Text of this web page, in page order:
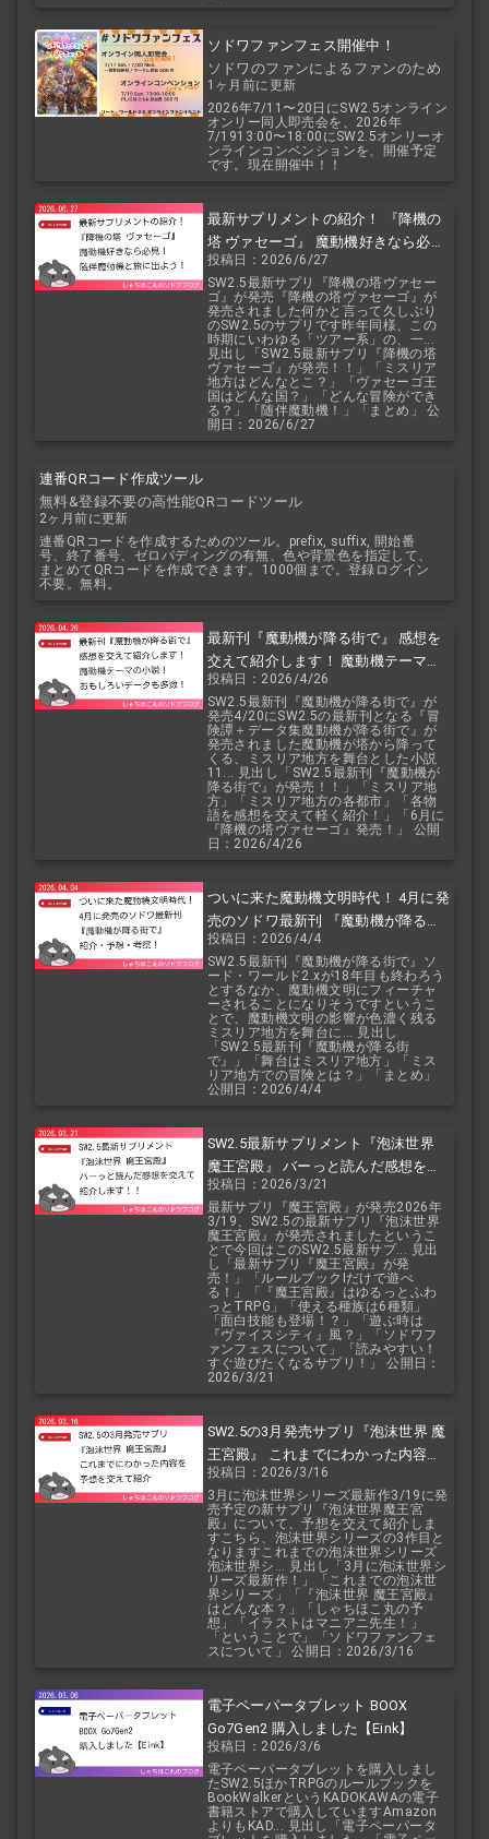
ソドワファンフェス開催中！
ソドワのファンによるファンのため
のお祭り！
1ヶ月前に更新
2026年7/11〜20日にSW2.5オンライン
オンリー同人即売会を、2026年
7/1913:00〜18:00にSW2.5オンリーオ
ンラインコンベンションを、開催予定
です。現在開催中！！
最新サプリメントの紹介！ 『降機の
塔 ヴァセーゴ』 魔動機好きなら必
見！ 随伴魔動機と旅に出よう！
投稿日：2026/6/27
SW2.5最新サプリ『降機の塔ヴァセー
ゴ』が発売『降機の塔ヴァセーゴ』が
発売されました何かと言って久しぶり
のSW2.5のサプリです昨年同様、この
時期にいわゆる「ツアー系」の、一...
見出し「SW2.5最新サプリ『降機の塔
ヴァセーゴ』が発売！！」「ミスリア
地方はどんなとこ？」「ヴァセーゴ王
国はどんな国？」「どんな冒険ができ
る？」「随伴魔動機！」「まとめ」 公
開日：2026/6/27
連番QRコード作成ツール
無料&登録不要の高性能QRコードツール
2ヶ月前に更新
連番QRコードを作成するためのツール。prefix, suffix, 開始番
号、終了番号、ゼロパディングの有無、色や背景色を指定して、
まとめてQRコードを作成できます。1000個まで。登録ログイン
不要。無料。
最新刊『魔動機が降る街で』 感想を
交えて紹介します！ 魔動機テーマの
小説！ おもしろいデータも多数！
投稿日：2026/4/26
SW2.5最新刊『魔動機が降る街で』が
発売4/20にSW2.5の最新刊となる『冒
険譚＋データ集魔動機が降る街で』が
発売されました魔動機が塔から降って
くる、ミスリア地方を舞台とした小説
11... 見出し「SW2.5最新刊『魔動機が
降る街で』が発売！！」「ミスリア地
方」「ミスリア地方の各都市」「各物
語を感想を交えて軽く紹介！」「6月に
『降機の塔ヴァセーゴ』発売！」 公開
日：2026/4/26
ついに来た魔動機文明時代！ 4月に発
売のソドワ最新刊 『魔動機が降る街
で』 紹介・予想・考察！
投稿日：2026/4/4
SW2.5最新刊『魔動機が降る街で』ソ
ード・ワールド2.xが18年目も終わろう
とするなか、魔動機文明にフィーチャ
ーされることになりそうですというこ
とで、魔動機文明の影響が色濃く残る
ミスリア地方を舞台に... 見出し
「SW2.5最新刊『魔動機が降る街
で』」「舞台はミスリア地方」「ミス
リア地方での冒険とは？」「まとめ」
公開日：2026/4/4
SW2.5最新サプリメント『泡沫世界
魔王宮殿』 バーっと読んだ感想を交
えて紹介します！！
投稿日：2026/3/21
最新サプリ『魔王宮殿』が発売2026年
3/19、SW2.5の最新サプリ『泡沫世界
魔王宮殿』が発売されましたというこ
とで今回はこのSW2.5最新サプ... 見出
し「最新サプリ『魔王宮殿』が発
売！」「ルールブックIだけで遊べ
る！」「『魔王宮殿』はゆるっとふわ
っとTRPG」「使える種族は6種類」
「面白技能も登場！？」「遊ぶ時は
『ヴァイスシティ』風？」「ソドワフ
ァンフェスについて」「読みやすい！
すぐ遊びたくなるサプリ！」 公開日：
2026/3/21
SW2.5の3月発売サプリ『泡沫世界 魔
王宮殿』 これまでにわかった内容を
予想を交えて紹介
投稿日：2026/3/16
3月に泡沫世界シリーズ最新作3/19に発
売予定の新サプリ『泡沫世界魔王宮
殿』について、予想を交えて紹介しま
すこちら、泡沫世界シリーズの3作目と
なりますこれまでの泡沫世界シリーズ
泡沫世界シ... 見出し「3月に泡沫世界シ
リーズ最新作！」「これまでの泡沫世
界シリーズ」「『泡沫世界 魔王宮殿』
はどんな本？」「しゃちほこ丸の予
想」「イラストはマニアニ先生！」
「ということで」「ソドワファンフェ
スについて」 公開日：2026/3/16
電子ペーパータブレット BOOX
Go7Gen2 購入しました【Eink】
投稿日：2026/3/6
電子ペーパータブレットを購入しまし
たSW2.5ほかTRPGのルールブックを
BookWalkerというKADOKAWAの電子
書籍ストアで購入していますAmazon
よりもKAD... 見出し「電子ペーパータ